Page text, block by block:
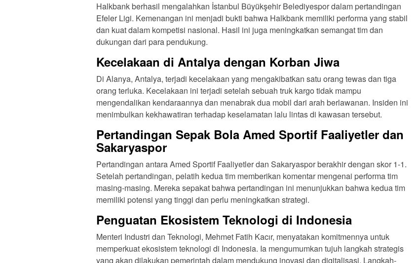
Halkbank berhasil mengalahkan İstanbul Büyükşehir Belediyespor dalam pertandingan
Efeler Ligi. Kemenangan ini menjadi bukti bahwa Halkbank memiliki performa yang stabil
dan kuat dalam kompetisi nasional. Hasil ini juga meningkatkan semangat tim dan
dukungan dari para pendukung.
Kecelakaan di Antalya dengan Korban Jiwa
Di Alanya, Antalya, terjadi kecelakaan yang mengakibatkan satu orang tewas dan tiga
orang terluka. Kecelakaan ini terjadi setelah sebuah truk kargo tidak mampu
mengendalikan kendaraannya dan menabrak dua mobil dari arah berlawanan. Insiden ini
menimbulkan kekhawatiran terhadap keselamatan lalu lintas di kawasan tersebut.
Pertandingan Sepak Bola Amed Sportif Faaliyetler dan
Sakaryaspor
Pertandingan antara Amed Sportif Faaliyetler dan Sakaryaspor berakhir dengan skor 1-1.
Setelah pertandingan, pelatih kedua tim memberikan komentar mengenai performa tim
masing-masing. Mereka sepakat bahwa pertandingan ini menunjukkan bahwa kedua tim
memiliki potensi yang tinggi dan perlu meningkatkan strategi.
Penguatan Ekosistem Teknologi di Indonesia
Menteri Industri dan Teknologi, Mehmet Fatih Kacır, menyatakan komitmennya untuk
memperkuat ekosistem teknologi di Indonesia. Ia mengumumkan tujuh langkah strategis
yang akan dilakukan pemerintah dalam mendukung inovasi dan digitalisasi. Langkah-